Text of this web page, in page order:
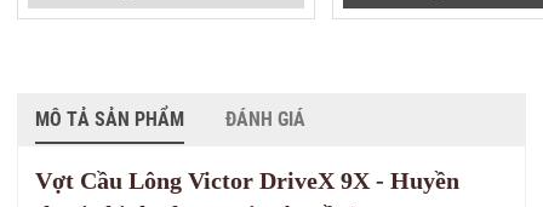
MÔ TẢ SẢN PHẨM ĐÁNH GIÁ
Vợt Cầu Lông Victor DriveX 9X - Huyền